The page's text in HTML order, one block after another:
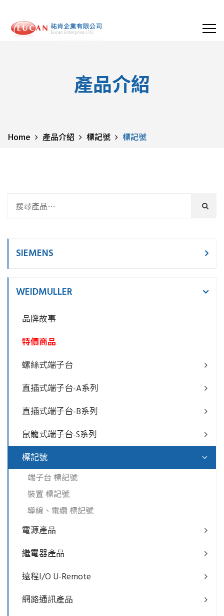
產品介紹
Home 產品介紹 標記號 標記號
SIEMENS
WEIDMULLER
品牌故事
特價商品
螺絲式端子台
直插式端子台-A系列
直插式端子台-B系列
鼠籠式端子台-S系列
標記號
端子台 標記號
裝置 標記號
導線、電纜 標記號
電源產品
繼電器產品
遠程I/O U-Remote
網路通訊產品